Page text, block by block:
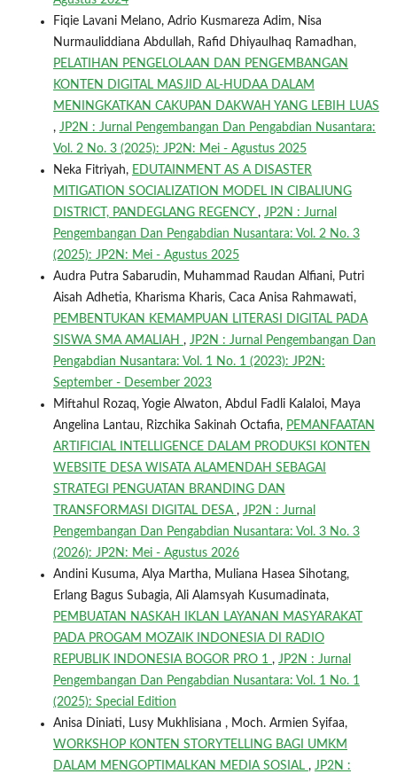
Fiqie Lavani Melano, Adrio Kusmareza Adim, Nisa
Nurmauliddiana Abdullah, Rafid Dhiyaulhaq Ramadhan,
PELATIHAN PENGELOLAAN DAN PENGEMBANGAN
KONTEN DIGITAL MASJID AL-HUDAA DALAM
MENINGKATKAN CAKUPAN DAKWAH YANG LEBIH LUAS
, JP2N : Jurnal Pengembangan Dan Pengabdian Nusantara:
Vol. 2 No. 3 (2025): JP2N: Mei - Agustus 2025
Neka Fitriyah, EDUTAINMENT AS A DISASTER
MITIGATION SOCIALIZATION MODEL IN CIBALIUNG
DISTRICT, PANDEGLANG REGENCY , JP2N : Jurnal
Pengembangan Dan Pengabdian Nusantara: Vol. 2 No. 3
(2025): JP2N: Mei - Agustus 2025
Audra Putra Sabarudin, Muhammad Raudan Alfiani, Putri
Aisah Adhetia, Kharisma Kharis, Caca Anisa Rahmawati,
PEMBENTUKAN KEMAMPUAN LITERASI DIGITAL PADA
SISWA SMA AMALIAH , JP2N : Jurnal Pengembangan Dan
Pengabdian Nusantara: Vol. 1 No. 1 (2023): JP2N:
September - Desember 2023
Miftahul Rozaq, Yogie Alwaton, Abdul Fadli Kalaloi, Maya
Angelina Lantau, Rizchika Sakinah Octafia, PEMANFAATAN
ARTIFICIAL INTELLIGENCE DALAM PRODUKSI KONTEN
WEBSITE DESA WISATA ALAMENDAH SEBAGAI
STRATEGI PENGUATAN BRANDING DAN
TRANSFORMASI DIGITAL DESA , JP2N : Jurnal
Pengembangan Dan Pengabdian Nusantara: Vol. 3 No. 3
(2026): JP2N: Mei - Agustus 2026
Andini Kusuma, Alya Martha, Muliana Hasea Sihotang,
Erlang Bagus Subagia, Ali Alamsyah Kusumadinata,
PEMBUATAN NASKAH IKLAN LAYANAN MASYARAKAT
PADA PROGAM MOZAIK INDONESIA DI RADIO
REPUBLIK INDONESIA BOGOR PRO 1 , JP2N : Jurnal
Pengembangan Dan Pengabdian Nusantara: Vol. 1 No. 1
(2025): Special Edition
Anisa Diniati, Lusy Mukhlisiana , Moch. Armien Syifaa,
WORKSHOP KONTEN STORYTELLING BAGI UMKM
DALAM MENGOPTIMALKAN MEDIA SOSIAL , JP2N :